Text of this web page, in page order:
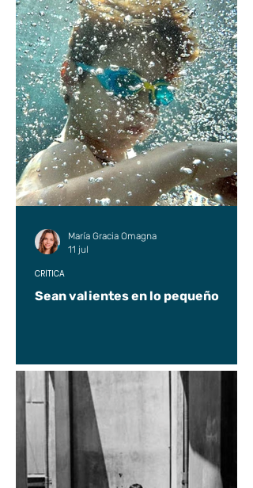
Sean valientes en lo pequeño
CRÍTICA
María Gracia Omagna
11 jul